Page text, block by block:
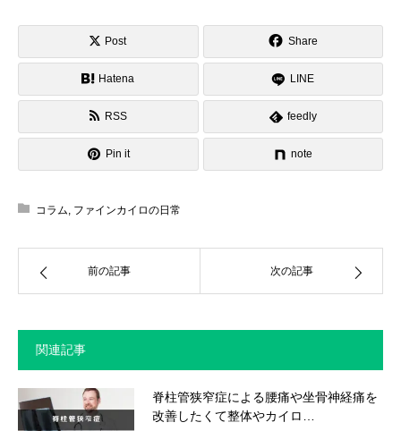
Post Share
Hatena LINE
RSS feedly
Pin it note
コラム, ファインカイロの日常
前の記事 次の記事
関連記事
脊柱管狭窄症による腰痛や坐骨神経痛を
改善したくて整体やカイロ…